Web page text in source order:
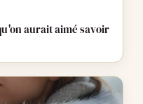
aurait aimé savoir